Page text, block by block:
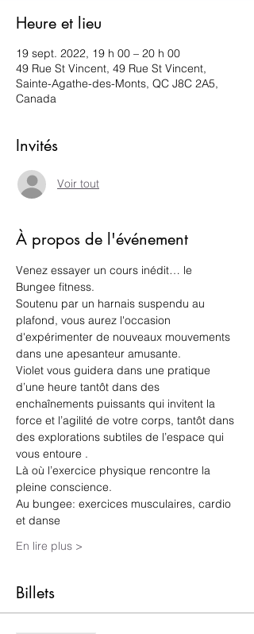
Heure et lieu
19 sept. 2022, 19 h 00 – 20 h 00
49 Rue St Vincent, 49 Rue St Vincent,
Sainte-Agathe-des-Monts, QC J8C 2A5,
Canada
Invités
Voir tout
À propos de l'événement
Venez essayer un cours inédit… le
Bungee fitness.
Soutenu par un harnais suspendu au
plafond, vous aurez l'occasion
d'expérimenter de nouveaux mouvements
dans une apesanteur amusante.
Violet vous guidera dans une pratique
d’une heure tantôt dans des
enchaînements puissants qui invitent la
force et l’agilité de votre corps, tantôt dans
des explorations subtiles de l’espace qui
vous entoure .
Là où l’exercice physique rencontre la
pleine conscience.
Au bungee: exercices musculaires, cardio
et danse
En lire plus >
Billets